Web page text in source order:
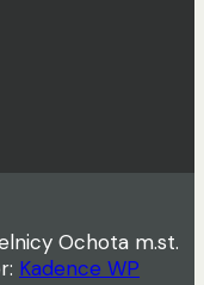
Ochota m.st.
Kadence WP